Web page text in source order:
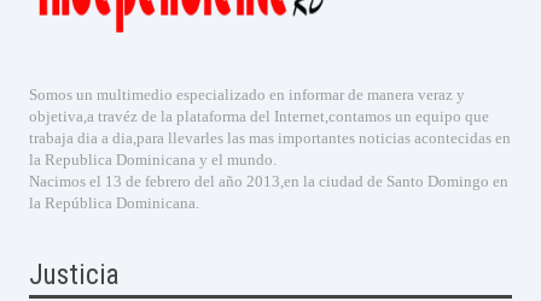
Somos un multimedio especializado en informar de manera veraz y
objetiva,a travéz de la plataforma del Internet,contamos un equipo que
trabaja dia a dia,para llevarles las mas importantes noticias acontecidas en
la Republica Dominicana y el mundo.
Nacimos el 13 de febrero del año 2013,en la ciudad de Santo Domingo en
la República Dominicana.
Justicia